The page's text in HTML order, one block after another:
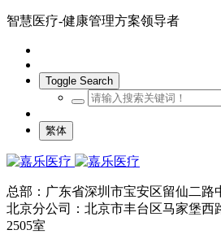
智慧医疗-健康管理方案领导者
Toggle Search
繁体
总部：广东省深圳市宝安区留仙二路
北京分公司：北京市丰台区马家堡西
2505室